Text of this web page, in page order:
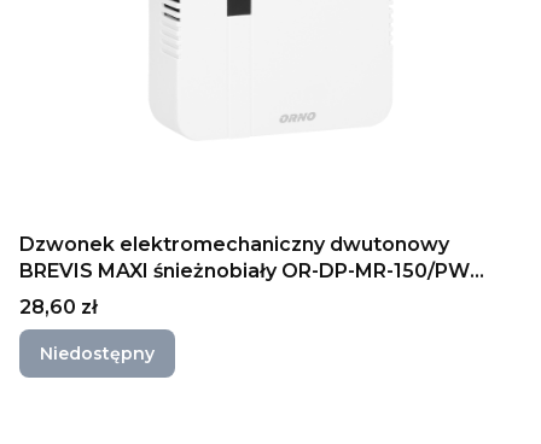
Dzwonek elektromechaniczny dwutonowy
BREVIS MAXI śnieżnobiały OR-DP-MR-150/PW
ORNO
Cena
28,60 zł
Niedostępny